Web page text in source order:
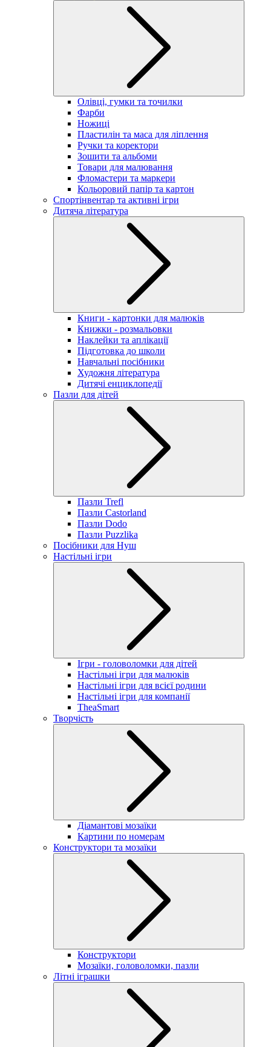
Олівці, гумки та точилки
Фарби
Ножиці
Пластилін та маса для ліплення
Ручки та коректори
Зошити та альбоми
Товари для малювання
Фломастери та маркери
Кольоровий папір та картон
Спортінвентар та активні ігри
Дитяча література
Книги - картонки для малюків
Книжки - розмальовки
Наклейки та аплікації
Підготовка до школи
Навчальні посібники
Художня література
Дитячі енциклопедії
Пазли для дітей
Пазли Trefl
Пазли Castorland
Пазли Dodo
Пазли Puzzlika
Посібники для Нуш
Настільні ігри
Ігри - головоломки для дітей
Настільні ігри для малюків
Настільні ігри для всієї родини
Настільні ігри для компанії
TheaSmart
Творчість
Діамантові мозаїки
Картини по номерам
Конструктори та мозаїки
Конструктори
Мозаїки, головоломки, пазли
Літні іграшки